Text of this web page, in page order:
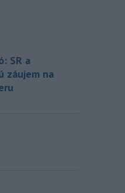
SR a
záujem na